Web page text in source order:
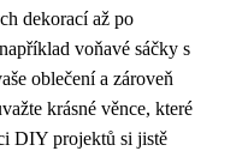
dekorací až po
voňavé sáčky s
oblečení a zároveň
krásné věnce, které
DIY projektů si jistě